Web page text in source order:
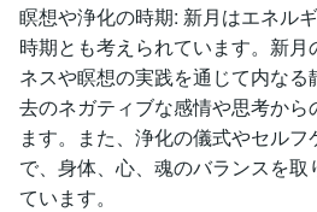
瞑想や浄化の時期: 新月はエネル
時期とも考えられています。新
ネスや瞑想の実践を通じて内な
去のネガティブな感情や思考から
ます。また、浄化の儀式やセル
で、身体、心、魂のバランスを
ています。